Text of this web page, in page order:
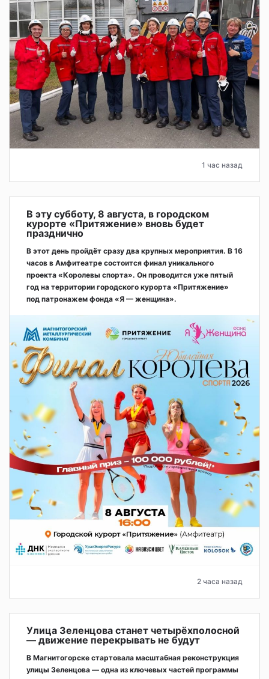
1 час назад
В эту субботу, 8 августа, в городском
курорте «Притяжение» вновь будет
празднично
В этот день пройдёт сразу два крупных мероприятия. В 16
часов в Амфитеатре состоится финал уникального
проекта «Королевы спорта». Он проводится уже пятый
год на территории городского курорта «Притяжение»
под патронажем фонда «Я — женщина».
2 часа назад
Улица Зеленцова станет четырёхполосной
— движение перекрывать не будут
В Магнитогорске стартовала масштабная реконструкция
улицы Зеленцова — одна из ключевых частей программы